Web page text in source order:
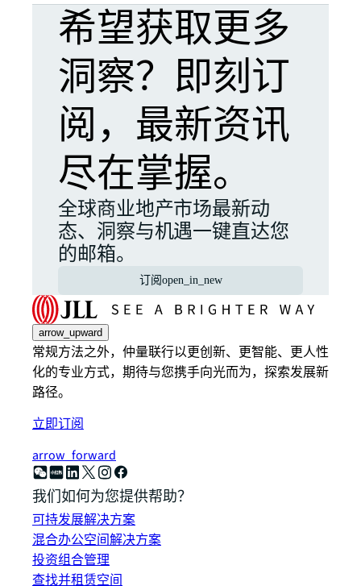
希望获取更多
洞察？即刻订
阅，最新资讯
尽在掌握。
全球商业地产市场最新动
态、洞察与机遇一键直达您
的邮箱。
订阅open_in_new
arrow_upward
常规方法之外，仲量联行以更创新、更智能、更人性
化的专业方式，期待与您携手向光而为，探索发展新
路径。
立即订阅
arrow_forward
我们如何为您提供帮助？
可持发展解决方案
混合办公空间解决方案
投资组合管理
查找并租赁空间